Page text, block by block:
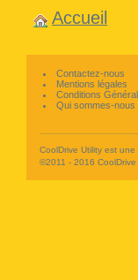
Accueil
Contactez-nous
Mentions légales
Conditions
Qui sommes-nous
CoolDrive Utility est une
©2011 - 2016 CoolDrive